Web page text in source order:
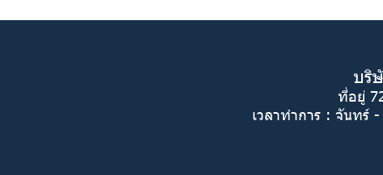
บริ
ที่อยู่
เวลาทำการ : จันทร์